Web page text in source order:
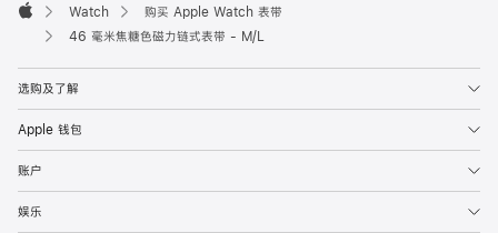
Apple
Watch
购买 Apple Watch 表带
46 毫米焦糖色磁力链式表带 - M/L
选购及了解
Apple 钱包
账户
娱乐